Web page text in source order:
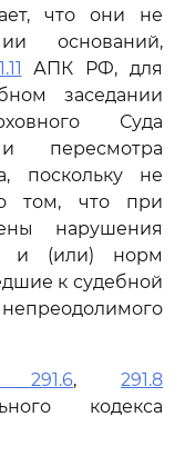
что они не
оснований,
АПК РФ, для
заседании
Суда
пересмотра
поскольку не
том, что при
нарушения
и (или) норм
к судебной
291.6, 291.8
кодекса